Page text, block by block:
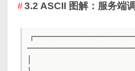
3.2 ASCII 图解：服务端
│